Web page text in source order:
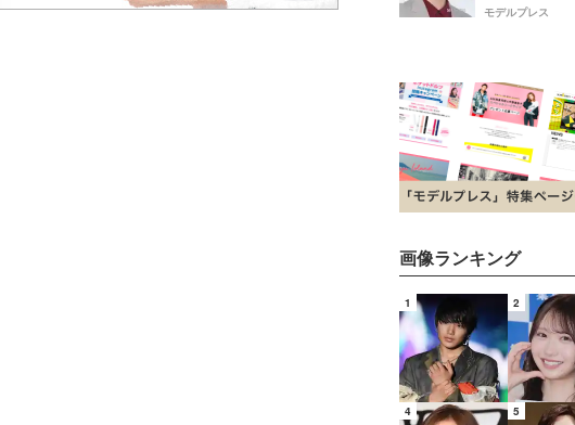
点変更のため
モデルプレス
画像ランキング
1 2
4 5